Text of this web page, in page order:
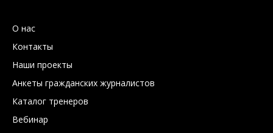
О нас
Контакты
Наши проекты
Анкеты гражданских журналистов
Каталог тренеров
Вебинар